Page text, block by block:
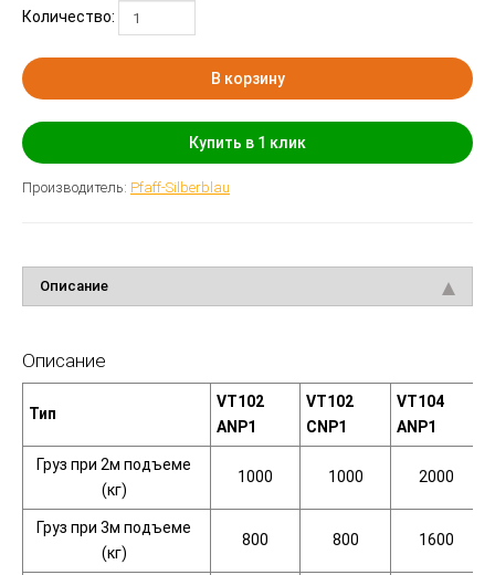
Количество:
В корзину
Купить в 1 клик
Производитель: Pfaff-Silberblau
Описание
Описание
Тип
VT102
ANP1
VT102
CNP1
VT104
ANP1
Груз при 2м подъеме
(кг)
1000 1000 2000
Груз при 3м подъеме
(кг)
800 800 1600